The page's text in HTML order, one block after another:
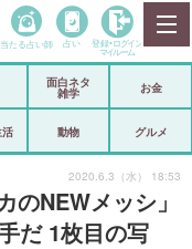
ツ
当たる占い師 占い 登録• ログイン
マイルーム
面白ネタ
雑学
お金
活 動物 グルメ
のNEWメッシ」
だ 1枚目の写
2020.6.3（水） 18:53